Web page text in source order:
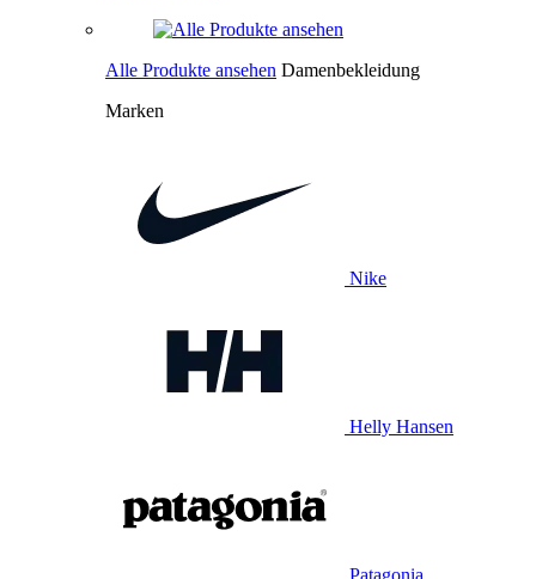
Alle Produkte ansehen Damenbekleidung
Marken
Nike
Helly Hansen
Patagonia